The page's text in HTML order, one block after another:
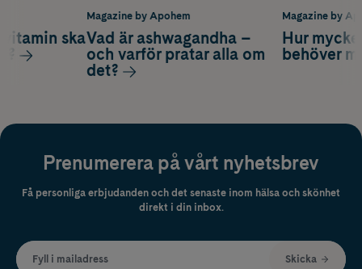
Magazine by
Hur
behöver
ska
Magazine by Apohem
Vad är ashwagandha –
och varför pratar alla om
det?
Prenumerera på vårt nyhetsbrev
Få personliga erbjudanden och det senaste inom hälsa och skönhet
direkt i din inbox.
Fyll i mailadress Skicka